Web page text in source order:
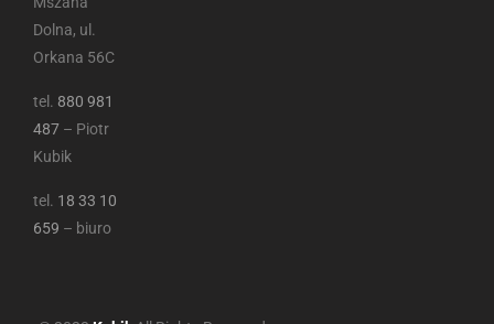
Dolna, ul.
Orkana 56C
tel. 880 981
487 – Piotr
Kubik
tel. 18 33 10
659 – biuro